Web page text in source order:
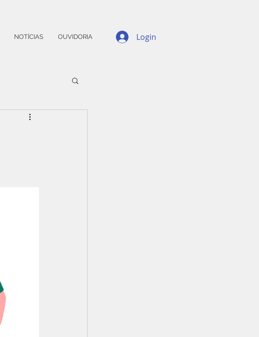
NOTÍCIAS OUVIDORIA Login